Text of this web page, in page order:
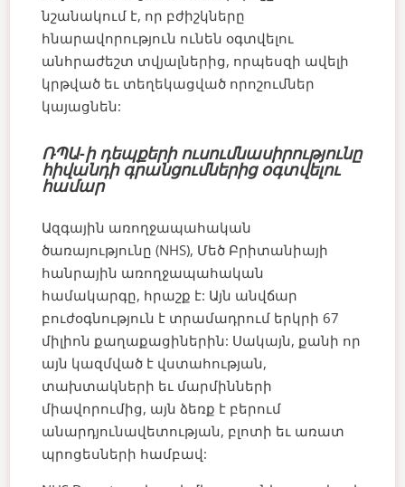
նշանակում է, որ բժիշկները
հնարավորություն ունեն օգտվելու
անհրաժեշտ տվյալներից, որպեսզի ավելի
կրթված եւ տեղեկացված որոշումներ
կայացնեն:
ՌՊԱ-ի դեպքերի ուսումնասիրությունը
հիվանդի գրանցումներից օգտվելու
համար
Ազգային առողջապահական
ծառայությունը (NHS), Մեծ Բրիտանիայի
հանրային առողջապահական
համակարգը, հրաշք է: Այն անվճար
բուժօգնություն է տրամադրում երկրի 67
միլիոն քաղաքացիներին: Սակայն, քանի որ
այն կազմված է վստահության,
տախտակների եւ մարմինների
միավորումից, այն ձեռք է բերում
անարդյունավետության, բլոտի եւ առատ
պրոցեսների համբավ: